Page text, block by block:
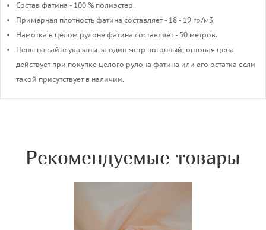
Состав фатина - 100 % полиэстер.
Примерная плотность фатина составляет - 18 - 19 гр/м3
​Намотка в целом рулоне фатина составляет - 50 метров.
Цены на сайте указаны за один метр погонный, оптовая цена
действует при покупке целого рулона фатина или его остатка если
такой присутствует в наличии.
Рекомендуемые товары